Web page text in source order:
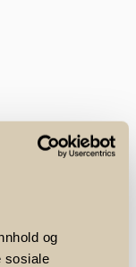
og
sosiale